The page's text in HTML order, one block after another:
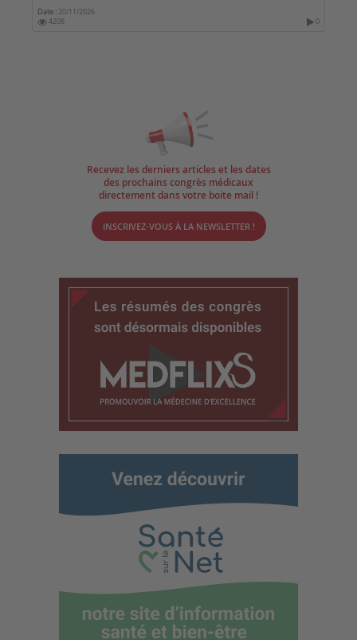
Date : 20/11/2026
4208
0
Recevez les derniers articles et les dates
des prochains congrès médicaux
directement dans votre boite mail !
INSCRIVEZ-VOUS À LA NEWSLETTER !